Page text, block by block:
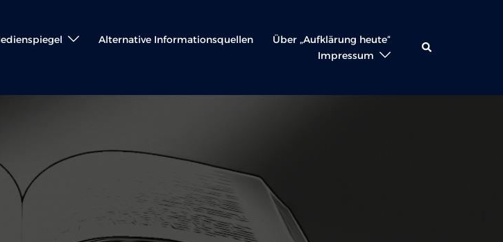
Alternative Informationsquellen
Über „Aufklärung heute“
Impressum
Suche